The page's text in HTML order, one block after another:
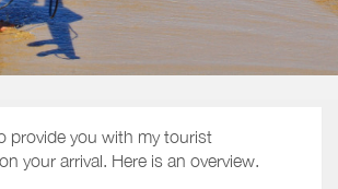
provide you with my tourist
your arrival. Here is an overview.